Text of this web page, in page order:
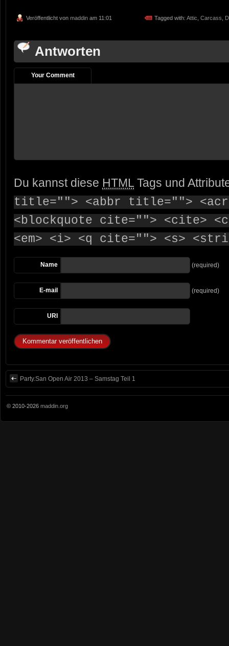
Veröffentlicht von maddin am 11:01 Tagged with: Attic Carcass
Antworten
Your Comment
Du kannst diese HTML Tags und
title=""> <abbr title="">
<blockquote cite=""> <cite>
<em> <i> <q cite=""> <s>
Name (required)
E-mail (required)
URI
Party.San Open Air 2013 – Samstag Teil 1
© 2010-2026 maddin.org